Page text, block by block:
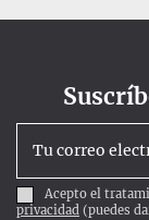
Acepto el
privacidad (puedes